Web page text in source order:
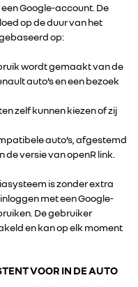
Google-account. De
op de duur van het
op:
wordt gemaakt van de
auto’s en een bezoek
zelf kunnen kiezen of zij
auto’s, afgestemd
versie van openR link.
is zonder extra
met een Google-
De gebruiker
en kan op elk moment
VOOR IN DE AUTO